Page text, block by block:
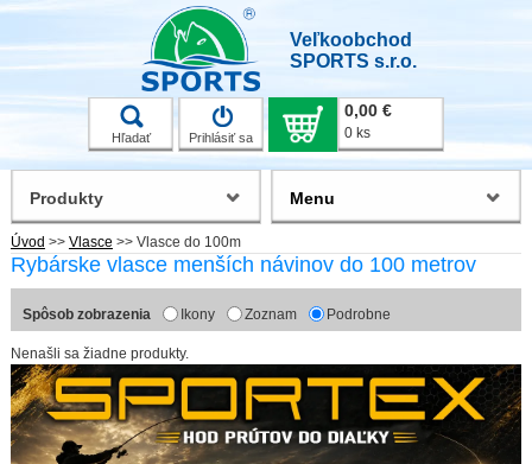
Veľkoobchod
SPORTS s.r.o.
Hľadať Prihlásiť sa
0,00 €
0 ks
Úvod >> Vlasce >> Vlasce do 100m
Rybárske vlasce menších návinov do 100 metrov
Spôsob zobrazenia Ikony Zoznam Podrobne
Nenašli sa žiadne produkty.
Produkty Menu